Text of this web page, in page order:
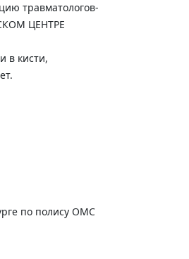
травматологов-
ЦЕНТРЕ
в кисти,
по полису ОМС